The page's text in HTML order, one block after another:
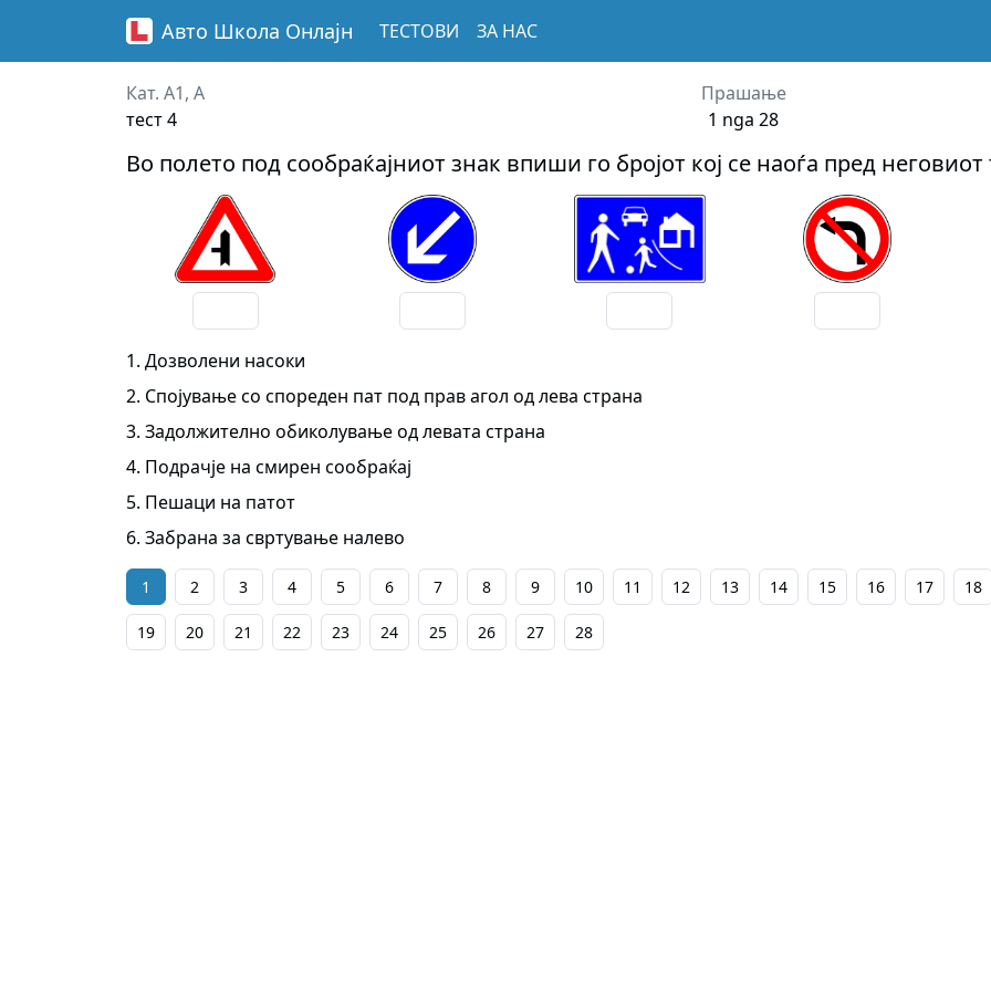
Авто Школа Онлајн ТЕСТОВИ ЗА НАС
Кат. A1, A
тест 4
Прашање
1 nga 28
Во полето под сообраќајниот знак впиши го бројот кој се наоѓа пред
1. Дозволени насоки
2. Спојување со спореден пат под прав агол од лева страна
3. Задолжително обиколување од левата страна
4. Подрачје на смирен сообраќај
5. Пешаци на патот
6. Забрана за свртување налево
1 2 3 4 5 6 7 8 9 10 11 12 13 14 15 16 17 18
19 20 21 22 23 24 25 26 27 28